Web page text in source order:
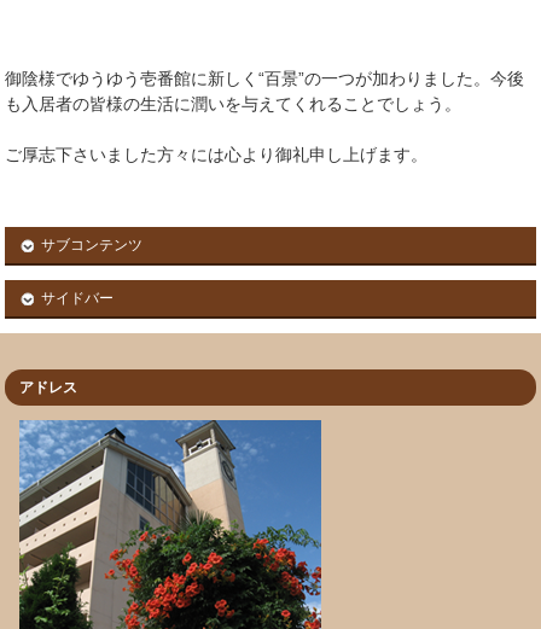
御陰様でゆうゆう壱番館に新しく“百景”の一つが加わりました。今後
も入居者の皆様の生活に潤いを与えてくれることでしょう。
ご厚志下さいました方々には心より御礼申し上げます。
サブコンテンツ
サイドバー
アドレス